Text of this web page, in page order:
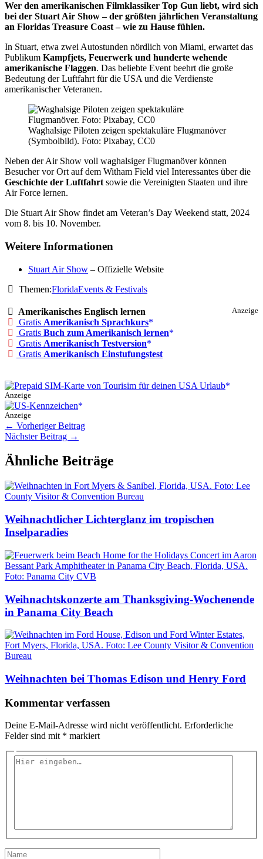
Wer den amerikanischen Filmklassiker Top Gun liebt, wird sich
bei der Stuart Air Show – der größten jährlichen Veranstaltung
an Floridas Treasure Coast – wie zu Hause fühlen.
In Stuart, etwa zwei Autostunden nördlich von Miami, erwartet das
Publikum Kampfjets, Feuerwerk und hunderte wehende
amerikanische Flaggen. Das beliebte Event beehrt die große
Bedeutung der Luftfahrt für die USA und die Verdienste
amerikanischer Veteranen.
Waghalsige Piloten zeigen spektakuläre Flugmanöver
(Symbolbild). Foto: Pixabay, CC0
Neben der Air Show voll waghalsiger Flugmanöver können
Besucher vor Ort auf dem Witham Field viel Interessantes über die
Geschichte der Luftfahrt sowie die Vereinigten Staaten und ihre
Air Force lernen.
Die Stuart Air Show findet am Veteran’s Day Weekend statt, 2024
vom 8. bis 10. November.
Weitere Informationen
Stuart Air Show – Offizielle Website
Themen:FloridaEvents & Festivals
Anzeige
Amerikanisches Englisch lernen
Gratis Amerikanisch Sprachkurs
Gratis Buch zum Amerikanisch lernen
Gratis Amerikanisch Testversion
Gratis Amerikanisch Einstufungstest
Anzeige
Anzeige
← Vorheriger Beitrag
Nächster Beitrag →
Ähnliche Beiträge
Weihnachtlicher Lichterglanz im tropischen
Inselparadies
Weihnachtskonzerte am Thanksgiving-Wochenende
in Panama City Beach
Weihnachten bei Thomas Edison und Henry Ford
Kommentar verfassen
Deine E-Mail-Adresse wird nicht veröffentlicht. Erforderliche
Felder sind mit * markiert
Hier
Name